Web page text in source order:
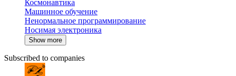
Космонавтика
Машинное обучение
Ненормальное программирование
Носимая электроника
Show more
Subscribed to companies